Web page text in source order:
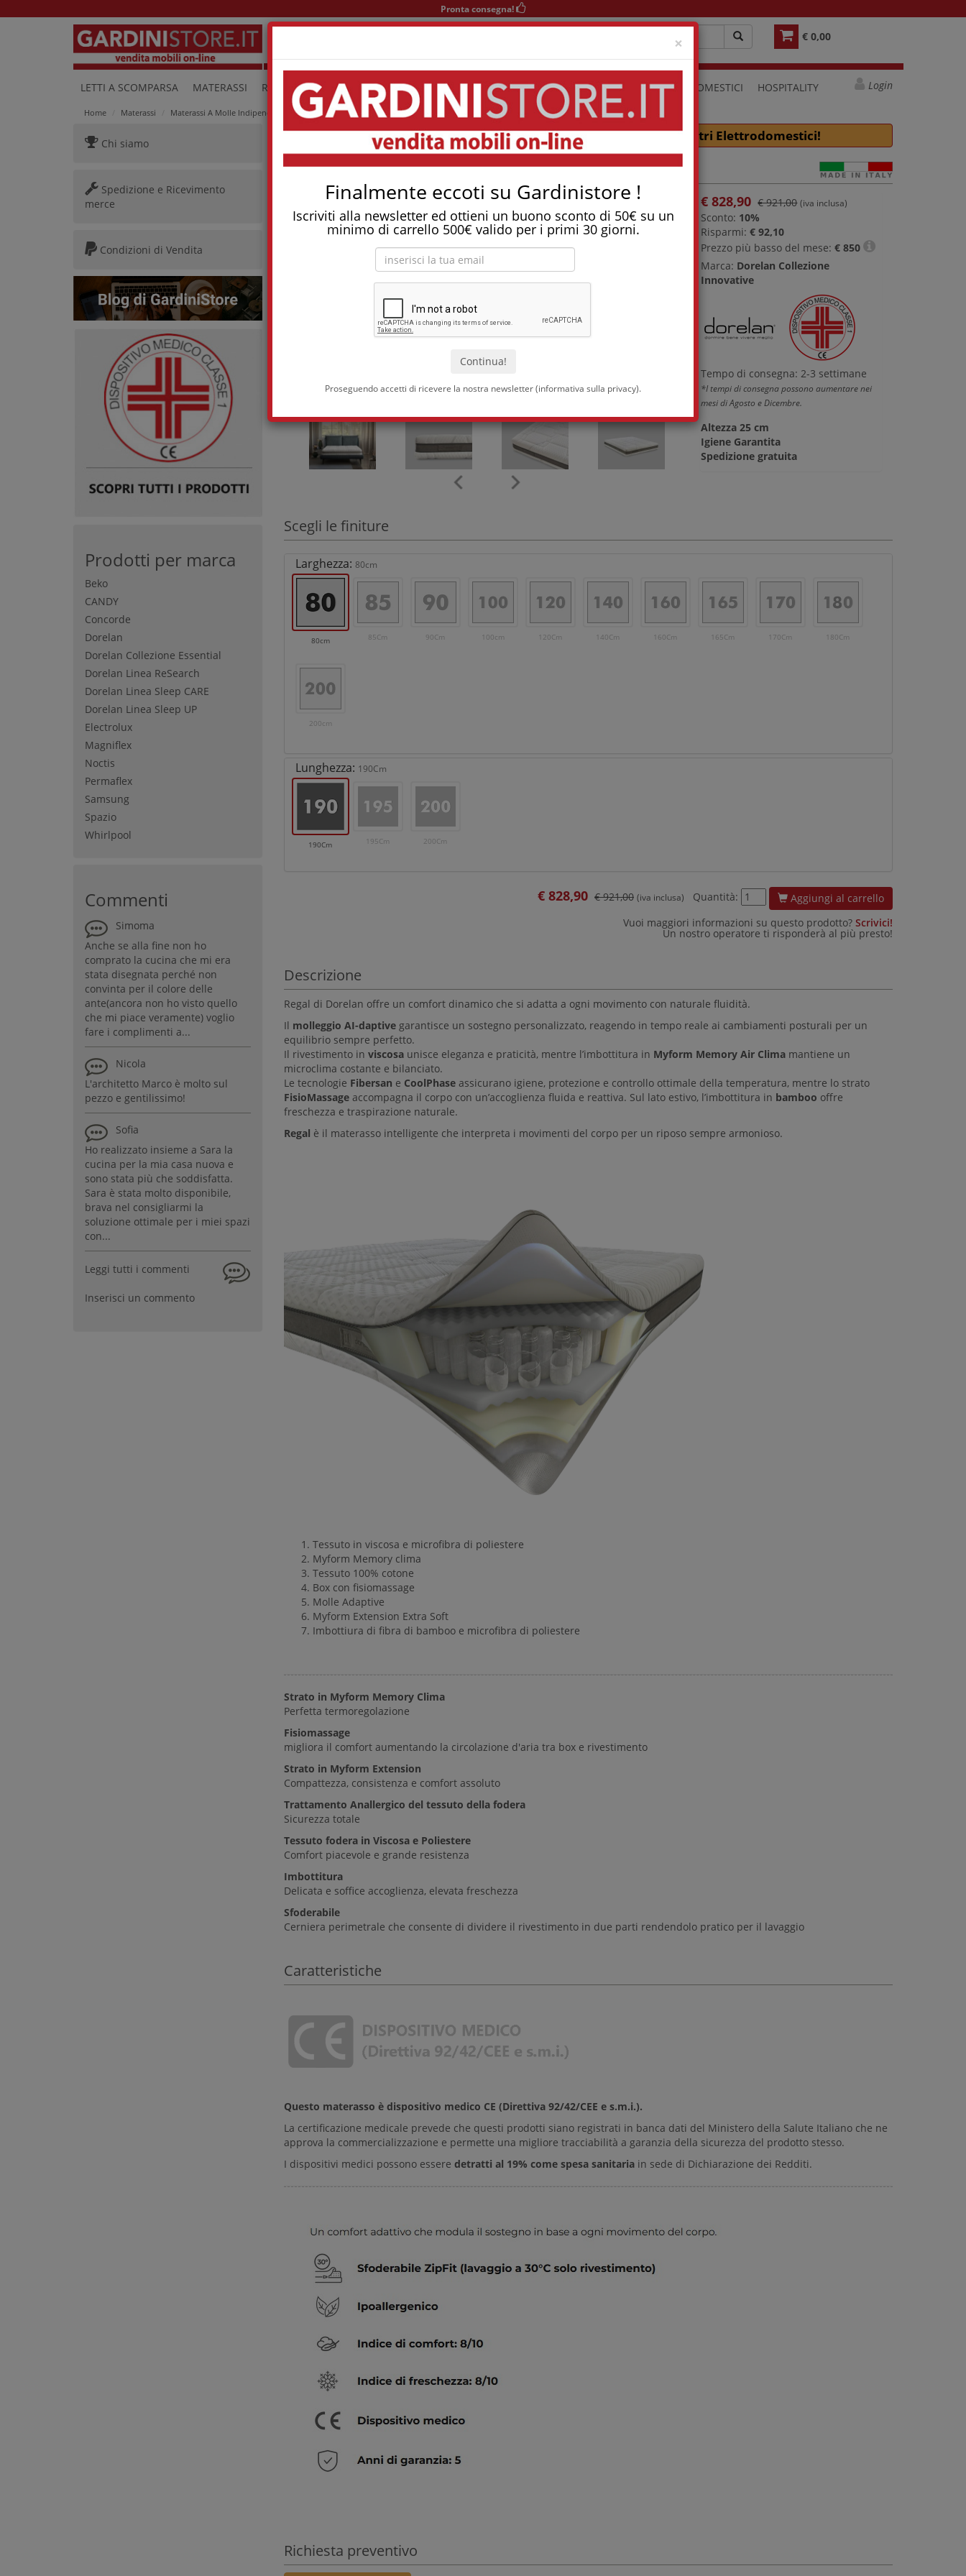
×
Finalmente eccoti su Gardinistore !
Iscriviti alla newsletter ed ottieni un buono sconto di 50€ su un
minimo di carrello 500€ valido per i primi 30 giorni.
Proseguendo accetti di ricevere la nostra newsletter (informativa sulla privacy).
Pronta consegna!
€ 0,00
LETTI A SCOMPARSA MATERASSI RETI E LETTI Area KIDS SOGGIORNO TAVOLI SEDIE COMPLEMENTI ELETTRODOMESTICI HOSPITALITY Login
Home Materassi Materassi A Molle Indipendenti Materasso Regal
Tostapane, tritatutto, aspirapolvere, friggitrice e molti altri Elettrodomestici!
Materasso Regal
€828,90 € 921,00 (iva inclusa)
Sconto: 10%
Risparmi:€ 92,10
Prezzo più basso del mese:€850
Marca: Dorelan Collezione
Innovative
Tempo di consegna: 2-3 settimane
*I tempi di consegna possono aumentare nei
mesi di Agosto e Dicembre.
Altezza 25 cm
Igiene Garantita
Spedizione gratuita
Scegli le finiture
Larghezza: 80cm
80cm 85Cm 90Cm 100cm 120Cm 140Cm 160Cm 165Cm 170Cm 180Cm
200cm
Lunghezza: 190Cm
190Cm 195Cm 200Cm
€ 828,90 € 921,00 (iva inclusa) Quantità:
Aggiungi al carrello
Vuoi maggiori informazioni su questo prodotto? Scrivici!
Un nostro operatore ti risponderà al più presto!
Descrizione
Regal di Dorelan offre un comfort dinamico che si adatta a ogni movimento con naturale fluidità.
Il molleggio AI-daptivegarantisce un sostegno personalizzato, reagendo in tempo reale ai cambiamenti posturali per un
equilibrio sempre perfetto.
Il rivestimento in viscosaunisce eleganza e praticità, mentre l’imbottitura in Myform Memory Air Climamantiene un
microclima costante e bilanciato.
Le tecnologie Fibersan e CoolPhaseassicurano igiene, protezione e controllo ottimale della temperatura, mentre lo strato
FisioMassageaccompagna il corpo con un’accoglienza fluida e reattiva. Sul lato estivo, l’imbottitura in bamboo offre
freschezza e traspirazione naturale.
Regal è il materasso intelligente che interpreta i movimenti del corpo per un riposo sempre armonioso.
Tessuto in viscosa e microfibra di poliestere
Myform Memory clima
Tessuto 100% cotone
Box con fisiomassage
Molle Adaptive
Myform Extension Extra Soft
Imbottiura di fibra di bamboo e microfibra di poliestere
Strato in Myform Memory Clima
Perfetta termoregolazione
Fisiomassage
migliora il comfort aumentando la circolazione d'aria tra box e rivestimento
Strato in Myform Extension
Compattezza, consistenza e comfort assoluto
Trattamento Anallergico del tessuto della fodera
Sicurezza totale
Tessuto fodera in Viscosa e Poliestere
Comfort piacevole e grande resistenza
Imbottitura
Delicata e soffice accoglienza, elevata freschezza
Sfoderabile
Cerniera perimetrale che consente di dividere il rivestimento in due parti rendendolo pratico per il lavaggio
Caratteristiche
Questo materasso è dispositivo medico CE (Direttiva 92/42/CEE e s.m.i.).
La certificazione medicale prevede che questi prodotti siano registrati in banca dati del Ministero della Salute Italiano che ne
approva la commercializzazione e permette una migliore tracciabilità a garanzia della sicurezza del prodotto stesso.
I dispositivi medici possono essere detratti al 19% come spesa sanitariain sede di Dichiarazione dei Redditi.
Richiesta preventivo
Chi siamo
Spedizione e Ricevimento
merce
Condizioni di Vendita
Prodotti per marca
Beko
CANDY
Concorde
Dorelan
Dorelan Collezione Essential
Dorelan Linea ReSearch
Dorelan Linea Sleep CARE
Dorelan Linea Sleep UP
Electrolux
Magniflex
Noctis
Permaflex
Samsung
Spazio
Whirlpool
Commenti
Simoma
Anche se alla fine non ho
comprato la cucina che mi era
stata disegnata perché non
convinta per il colore delle
ante(ancora non ho visto quello
che mi piace veramente) voglio
fare i complimenti a...
Nicola
L'architetto Marco è molto sul
pezzo e gentilissimo!
Sofia
Ho realizzato insieme a Sara la
cucina per la mia casa nuova e
sono stata più che soddisfatta.
Sara è stata molto disponibile,
brava nel consigliarmi la
soluzione ottimale per i miei spazi
con...
Leggi tutti i commenti
Inserisci un commento